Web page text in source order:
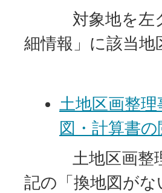
対象地を左ク
細情報」に該当
土地区画整
図・計算書の
土地区画整理
記の「換地図が